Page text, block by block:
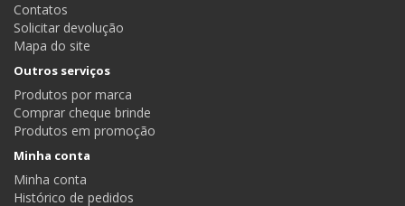
Contatos
Solicitar devolução
Mapa do site
Outros serviços
Produtos por marca
Comprar cheque brinde
Produtos em promoção
Minha conta
Minha conta
Histórico de pedidos